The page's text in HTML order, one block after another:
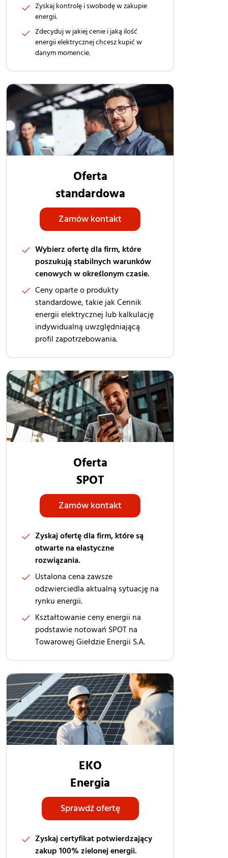
Zyskaj kontrolę i swobodę w zakupie
energii.
Zdecyduj w jakiej cenie i jaką ilość
energii elektrycznej chcesz kupić w
danym momencie.
Oferta
standardowa
Zamów kontakt
Wybierz ofertę dla firm, które
poszukują stabilnych warunków
cenowych w określonym czasie.
Ceny oparte o produkty
standardowe, takie jak Cennik
energii elektrycznej lub kalkulację
indywidualną uwzględniającą
profil zapotrzebowania.
Oferta
SPOT
Zamów kontakt
Zyskaj ofertę dla firm, które są
otwarte na elastyczne
rozwiązania.
Ustalona cena zawsze
odzwierciedla aktualną sytuację na
rynku energii.
Kształtowanie ceny energii na
podstawie notowań SPOT na
Towarowej Giełdzie Energii S.A.
EKO
Energia
Sprawdź ofertę
Zyskaj certyfikat potwierdzający
zakup 100% zielonej energii.